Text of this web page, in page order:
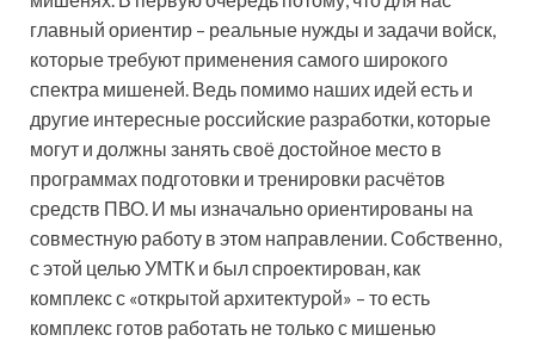
главный ориентир – реальные нужды и задачи войск,
которые требуют применения самого широкого
спектра мишеней. Ведь помимо наших идей есть и
другие интересные российские разработки, которые
могут и должны занять своё достойное место в
программах подготовки и тренировки расчётов
средств ПВО. И мы изначально ориентированы на
совместную работу в этом направлении. Собственно,
с этой целью УМТК и был спроектирован, как
комплекс с «открытой архитектурой» – то есть
комплекс готов работать не только с мишенью